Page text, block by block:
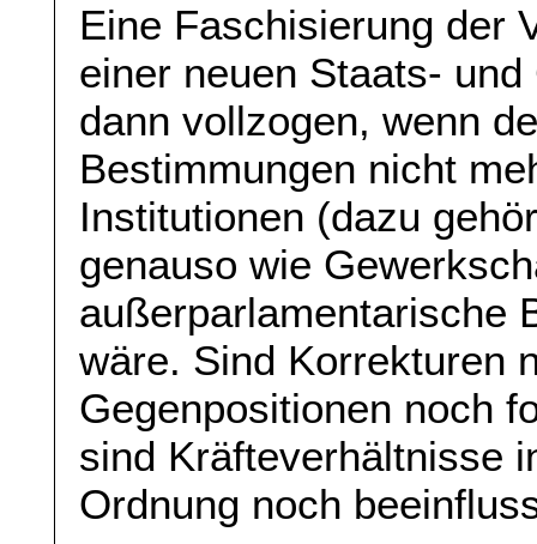
Eine Faschisierung der
einer neuen Staats-
dann vollzogen, wenn
Bestimmungen nicht
Institutionen (dazu
genauso wie
außerparlamentarische
wäre. Sind Korrekturen
Gegenpositionen noch
sind Kräfteverhältnisse
Ordnung noch